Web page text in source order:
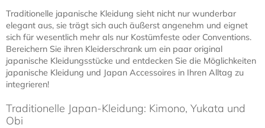
Traditionelle japanische Kleidung sieht nicht nur wunderbar
elegant aus, sie trägt sich auch äußerst angenehm und eignet
sich für wesentlich mehr als nur Kostümfeste oder Conventions.
Bereichern Sie ihren Kleiderschrank um ein paar original
japanische Kleidungsstücke und entdecken Sie die Möglichkeiten
japanische Kleidung und Japan Accessoires in Ihren Alltag zu
integrieren!
Traditionelle Japan-Kleidung: Kimono, Yukata und
Obi